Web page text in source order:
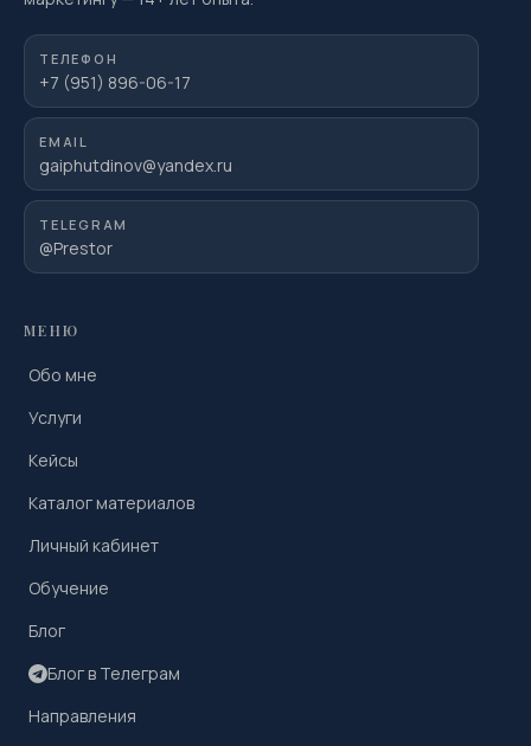
ТЕЛЕФОН
+7 (951) 896-06-17
EMAIL
gaiphutdinov@yandex.ru
TELEGRAM
@Prestor
МЕНЮ
Обо мне
Услуги
Кейсы
Каталог материалов
Личный кабинет
Обучение
Блог
Блог в Телеграм
Направления